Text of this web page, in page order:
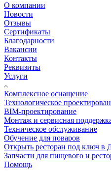
О компании
Новости
Отзывы
Сертификаты
Благодарности
Вакансии
Контакты
Реквизиты
Услуги
Комплексное оснащение
Технологическое
BIM-проектирование
Монтаж и сервисная
Техническое обслуживание
Обучение для поваров
Открыть ресторан под ключ в
Запчасти для пищевого и
Помощь